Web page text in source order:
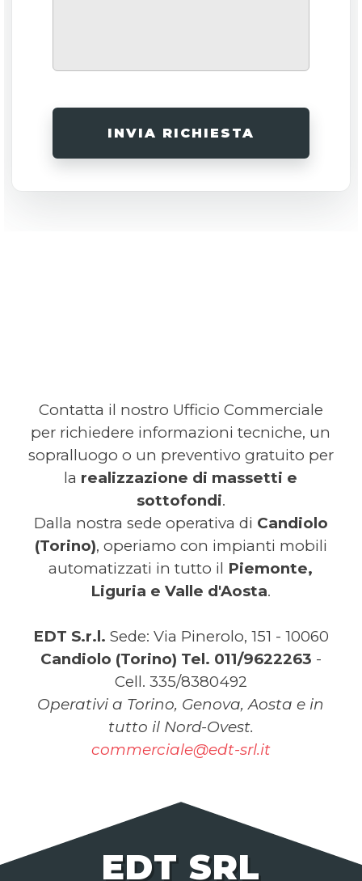
INVIA RICHIESTA
Contatta il nostro Ufficio Commerciale
per richiedere informazioni tecniche, un
sopralluogo o un preventivo gratuito per
la realizzazione di massetti e
sottofondi.
Dalla nostra sede operativa di Candiolo
(Torino), operiamo con impianti mobili
automatizzati in tutto il Piemonte,
Liguria e Valle d'Aosta.
EDT S.r.l. Sede: Via Pinerolo, 151 - 10060
Candiolo (Torino) Tel. 011/9622263 -
Cell. 335/8380492
Operativi a Torino, Genova, Aosta e in
tutto il Nord-Ovest.
commerciale@edt-srl.it
EDT SRL